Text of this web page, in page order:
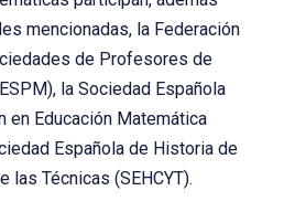
mencionadas, la Federación
de Profesores de
la Sociedad Española
en Educación Matemática
Española de Historia de
las Técnicas (SEHCYT).